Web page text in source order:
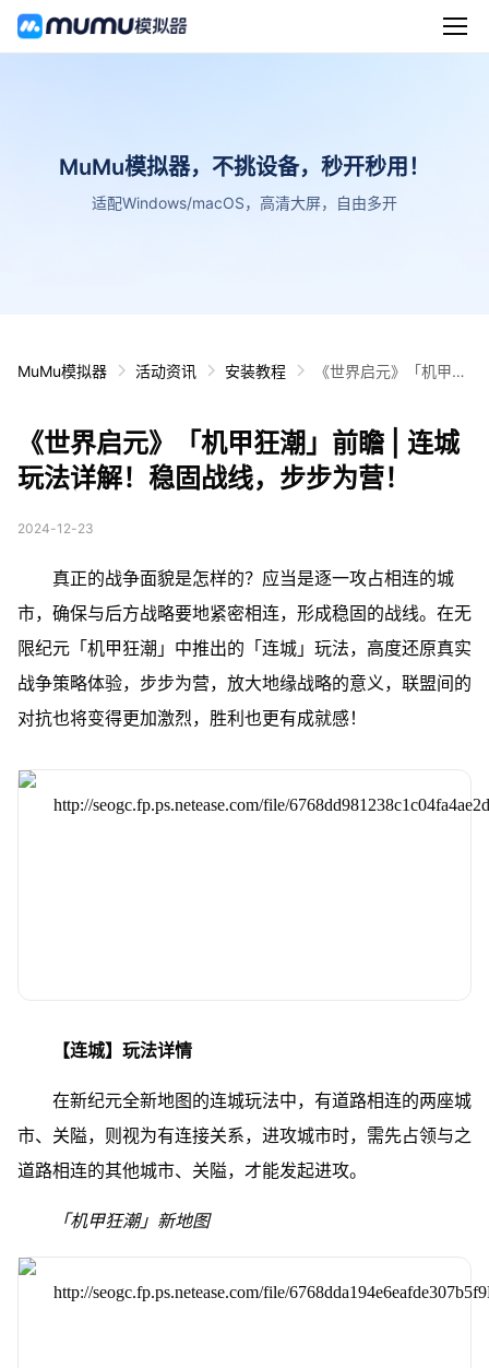
MuMu模拟器，不挑设备，秒开秒用！
适配Windows/macOS，高清大屏，自由多开
MuMu模拟器 活动资讯 安装教程
《世界启元》「机甲狂
营！
《世界启元》「机甲狂潮」前瞻 | 连城
玩法详解！稳固战线，步步为营！
2024-12-23
真正的战争面貌是怎样的？应当是逐一攻占相连的城
市，确保与后方战略要地紧密相连，形成稳固的战线。在无
限纪元「机甲狂潮」中推出的「连城」玩法，高度还原真实
战争策略体验，步步为营，放大地缘战略的意义，联盟间的
对抗也将变得更加激烈，胜利也更有成就感！
【连城】玩法详情
在新纪元全新地图的连城玩法中，有道路相连的两座城
市、关隘，则视为有连接关系，进攻城市时，需先占领与之
道路相连的其他城市、关隘，才能发起进攻。
「机甲狂潮」新地图